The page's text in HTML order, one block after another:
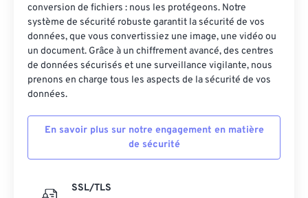
conversion de fichiers : nous les protégeons. Notre
système de sécurité robuste garantit la sécurité de vos
données, que vous convertissiez une image, une vidéo ou
un document. Grâce à un chiffrement avancé, des centres
de données sécurisés et une surveillance vigilante, nous
prenons en charge tous les aspects de la sécurité de vos
données.
En savoir plus sur notre engagement en matière
de sécurité
SSL/TLS